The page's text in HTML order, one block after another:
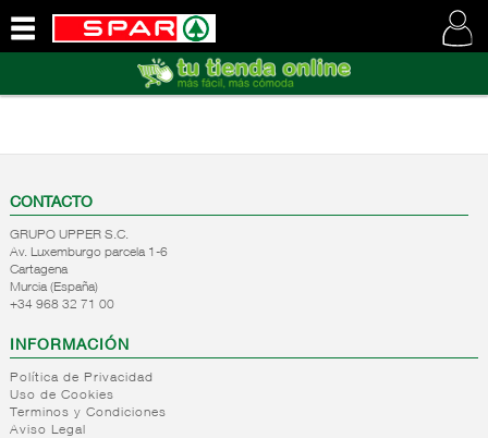
SOMOS
CONTACTO
GRUPO UPPER S.C.
Av. Luxemburgo parcela 1-6
Cartagena
Murcia (España)
+34 968 32 71 00
INFORMACIÓN
Política de Privacidad
Uso de Cookies
Terminos y Condiciones
Aviso Legal